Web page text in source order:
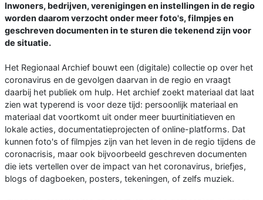
Inwoners, bedrijven, verenigingen en instellingen in de regio
worden daarom verzocht onder meer foto's, filmpjes en
geschreven documenten in te sturen die tekenend zijn voor
de situatie.
Het Regionaal Archief bouwt een (digitale) collectie op over het
coronavirus en de gevolgen daarvan in de regio en vraagt
daarbij het publiek om hulp. Het archief zoekt materiaal dat laat
zien wat typerend is voor deze tijd: persoonlijk materiaal en
materiaal dat voortkomt uit onder meer buurtinitiatieven en
lokale acties, documentatieprojecten of online-platforms. Dat
kunnen foto's of filmpjes zijn van het leven in de regio tijdens de
coronacrisis, maar ook bijvoorbeeld geschreven documenten
die iets vertellen over de impact van het coronavirus, briefjes,
blogs of dagboeken, posters, tekeningen, of zelfs muziek.